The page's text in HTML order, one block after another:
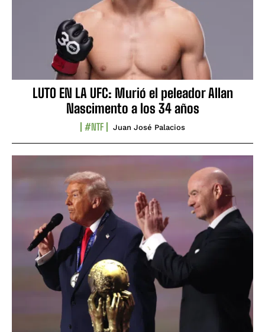
LUTO EN LA UFC: Murió el peleador Allan
Nascimento a los 34 años
#NTF Juan José Palacios